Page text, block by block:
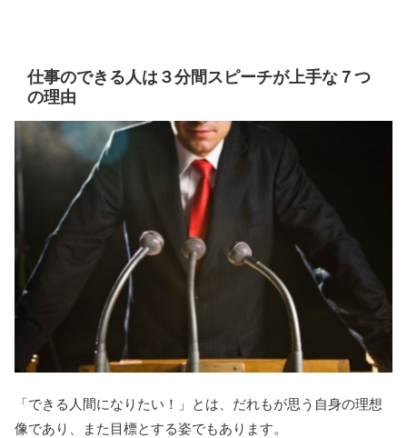
仕事のできる人は３分間スピーチが上手な７つ
の理由
「できる人間になりたい！」とは、だれもが思う自身の理想
像であり、また目標とする姿でもあります。